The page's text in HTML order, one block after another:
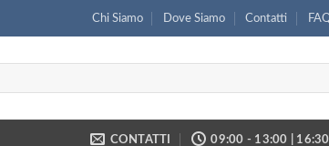
Chi Siamo Dove Siamo Contatti
CONTATTI 09:00 - 13:00 |